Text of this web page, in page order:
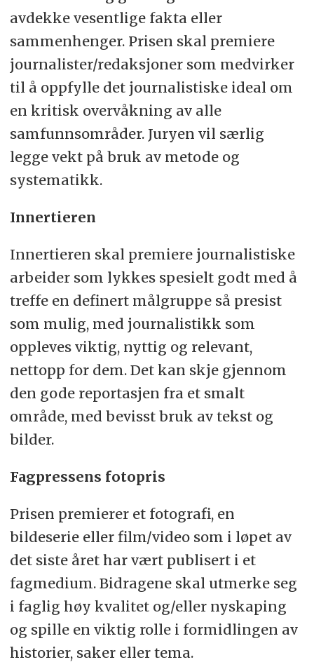
avdekke vesentlige fakta eller
sammenhenger. Prisen skal premiere
journalister/redaksjoner som medvirker
til å oppfylle det journalistiske ideal om
en kritisk overvåkning av alle
samfunnsområder. Juryen vil særlig
legge vekt på bruk av metode og
systematikk.
Innertieren
Innertieren skal premiere journalistiske
arbeider som lykkes spesielt godt med å
treffe en definert målgruppe så presist
som mulig, med journalistikk som
oppleves viktig, nyttig og relevant,
nettopp for dem. Det kan skje gjennom
den gode reportasjen fra et smalt
område, med bevisst bruk av tekst og
bilder.
Fagpressens fotopris
Prisen premierer et fotografi, en
bildeserie eller film/video som i løpet av
det siste året har vært publisert i et
fagmedium. Bidragene skal utmerke seg
i faglig høy kvalitet og/eller nyskaping
og spille en viktig rolle i formidlingen av
historier, saker eller tema.